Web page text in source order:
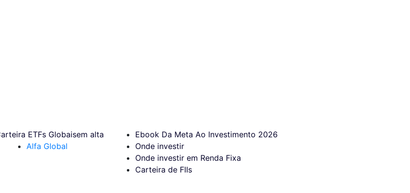
ETFs Globaisem alta
Alfa Global
Ebook Da Meta Ao Investimento 2026
Onde investir
Onde investir em Renda Fixa
Carteira de FIIs